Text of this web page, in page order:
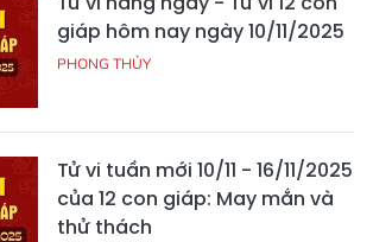
giáp hôm nay ngày 10/11/2025
PHONG THỦY
Tử vi tuần mới 10/11 - 16/11/2025
của 12 con giáp: May mắn và
thử thách